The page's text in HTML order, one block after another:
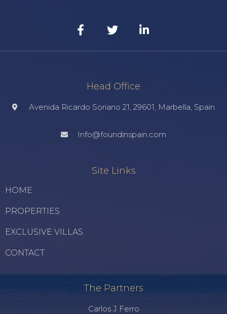
Head Office
Avenida Ricardo Soriano 21, 29601, Marbella, Spain
Info@foundinspain.com
Site Links
HOME
PROPERTIES
EXCLUSIVE VILLAS
CONTACT
The Partners
Carlos J Ferro